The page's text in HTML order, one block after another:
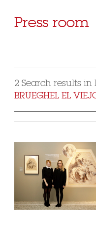
Press room
2 Search results in
BRUEGHEL EL